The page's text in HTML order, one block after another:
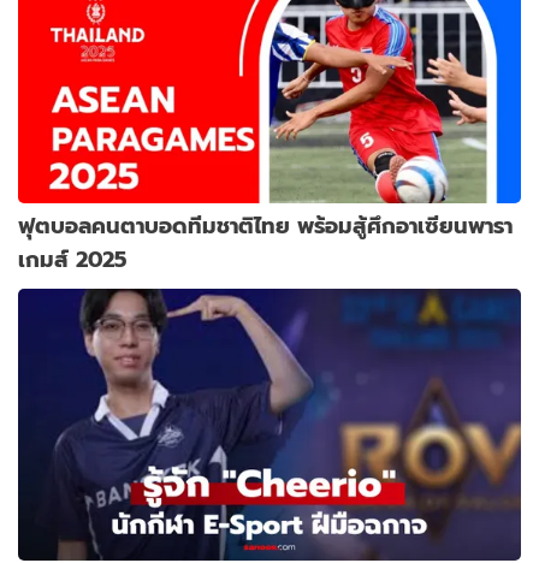
ฟุตบอลคนตาบอดทีมชาติไทย พร้อมสู้ศึกอาเซียนพารา
เกมส์ 2025